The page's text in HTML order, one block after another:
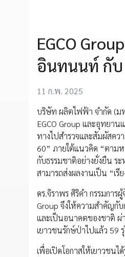
EGCO
อินทนนท์ กับ
11 ก.พ. 2025
บริษัท ผลิตไฟฟ้า จำกัด (ม
EGCO Group และอุทยา
ทางไปสำรวจและสัมผัสค
60” ภายใต้แนวคิด “ตาม
กับธรรมชาติอย่างยั่งยืน
สามารถส่งผลงานเป็น “เ
ดร.จิราพร ศิริคำ กรรมการ
Group จึงให้ความสำคัญกั
และเป็นอนาคตของชาติ ผ่า
เยาวชนรักษ์ป่าไปแล้ว 59
เพื่อเปิดโอกาสให้เยาวชน